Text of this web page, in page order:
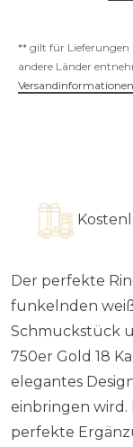
** gilt für Lieferungen
andere Länder
Versandinformationen
Der perfekte
funkelnden
Schmuckstück
750er Gold 18
elegantes
einbringen wird.
perfekte